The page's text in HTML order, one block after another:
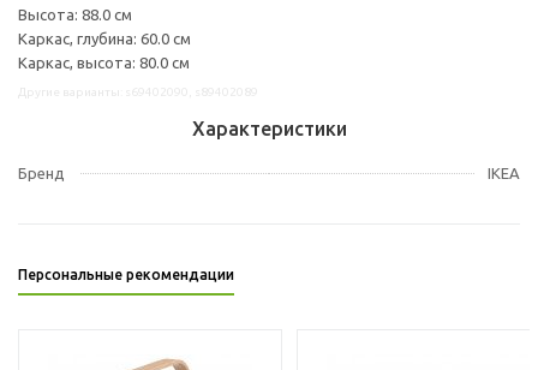
Высота: 88.0 см
Каркас, глубина: 60.0 см
Каркас, высота: 80.0 см
Характеристики
Бренд IKEA
Персональные рекомендации